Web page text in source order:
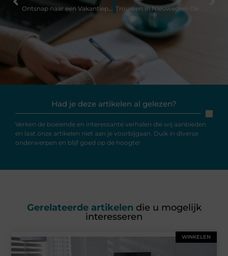
Had je deze artikelen al gelezen?
Verken de boeiende en interessante verhalen die wij aanbieden
en laat onze artikelen niet aan je voorbijgaan. Duik in diverse
onderwerpen en blijf goed op de hoogte!
Ontsnap naar een Vakantiepark in Alphen aan den Rijn
Gerelateerde artikelen die u mogelijk
interesseren
WINKELEN